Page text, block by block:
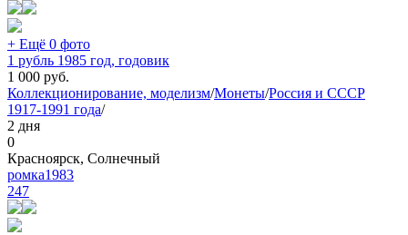
+ Ещё 0 фото
1 рубль 1985 год, годовик
1 000 руб.
Коллекционирование, моделизм/Монеты/Россия и СССР
1917-1991 года/
2 дня
0
Красноярск, Солнечный
ромка1983
247